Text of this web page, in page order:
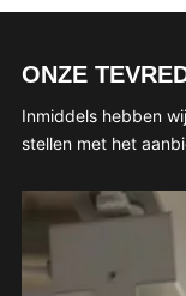
ONZE
Inmiddels hebben
stellen met het